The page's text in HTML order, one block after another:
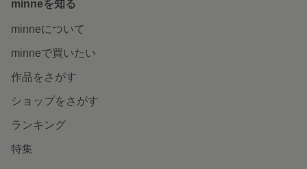
minneを知る
minneについて
minneで買いたい
作品をさがす
ショップをさがす
ランキング
特集